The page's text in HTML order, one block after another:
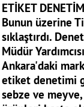
ETİKET
Bunun üzerine
sıklaştırdı.
Müdür
Ankara'daki
etiket denetimi
sebze ve